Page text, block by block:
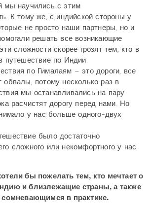
мы научились с этим
К тому же, с индийской стороны у
не просто наши партнеры, но и
решать все возникающие
сложности скорее грозят тем, кто в
путешествие по Индии.
по Гималаям – это дороги, все
обвалы, потому несколько раз в
мы останавливались на пару
расчистят дорогу перед нами. Но
у нас больше одного-двух
было достаточно
сложного или некомфортного у нас
бы пожелать тем, кто мечтает о
и близлежащие страны, а также
сомневающимся в практике.